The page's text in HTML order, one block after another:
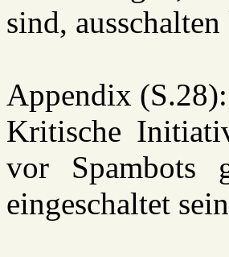
sind,
Appendix (S.28):
Kritische
vor Spambots
eingeschaltet